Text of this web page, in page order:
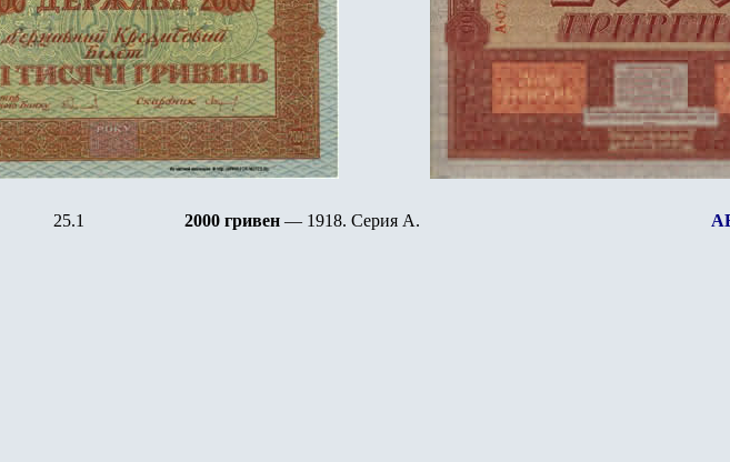
25.1 2000 гривен — 1918. Серия А.